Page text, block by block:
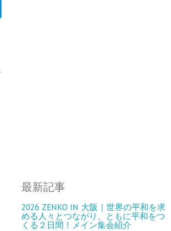
最新記事
2026 ZENKO IN 大阪｜世界の平和を求
める人々とつながり、ともに平和をつ
くる２日間！メイン集会紹介